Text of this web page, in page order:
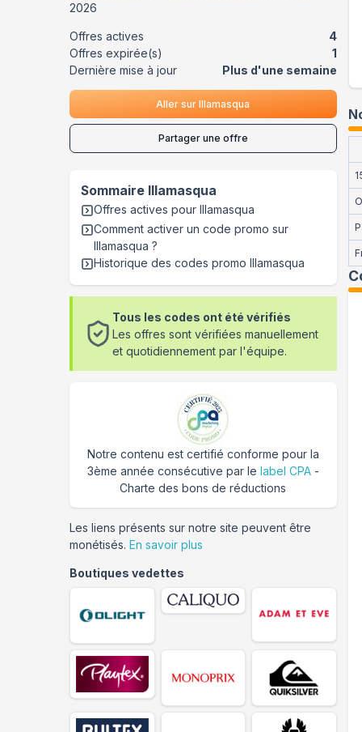
2026
Offres actives
4
Offres expirée(s)
1
Dernière mise à jour
Plus d'une semaine
Aller surIllamasqua
Partager une offre
Sommaire Illamasqua
Offres actives pour Illamasqua
Comment activer un code promo sur
Illamasqua ?
Historique des codes promo Illamasqua
Tous les codes ont été vérifiés
Les offres sont vérifiées manuellement
et quotidiennement par l'équipe.
Notre contenu est certifié conforme pour la
3ème année consécutive par le label CPA-
Charte des bons de réductions
Les liens présents sur notre site peuvent être
monétisés. En savoir plus
Boutiques vedettes